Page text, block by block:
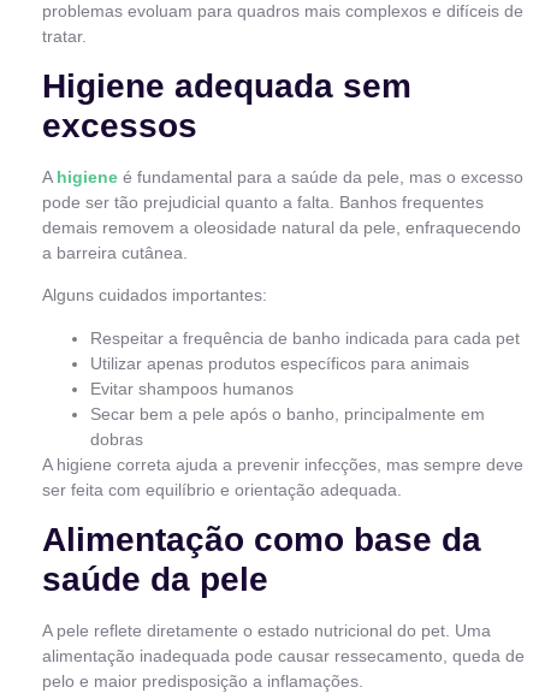
problemas evoluam para quadros mais complexos e difíceis de
tratar.
Higiene adequada sem
excessos
A higiene é fundamental para a saúde da pele, mas o excesso
pode ser tão prejudicial quanto a falta. Banhos frequentes
demais removem a oleosidade natural da pele, enfraquecendo
a barreira cutânea.
Alguns cuidados importantes:
Respeitar a frequência de banho indicada para cada pet
Utilizar apenas produtos específicos para animais
Evitar shampoos humanos
Secar bem a pele após o banho, principalmente em
dobras
A higiene correta ajuda a prevenir infecções, mas sempre deve
ser feita com equilíbrio e orientação adequada.
Alimentação como base da
saúde da pele
A pele reflete diretamente o estado nutricional do pet. Uma
alimentação inadequada pode causar ressecamento, queda de
pelo e maior predisposição a inflamações.